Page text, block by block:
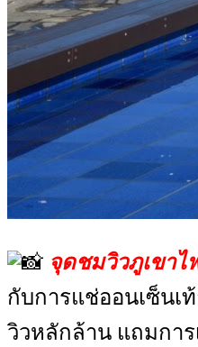
จุดชมวิวภูเขาไ
กับการแช่ออนเซ็นเ
วิวหลักล้าน แถมกา